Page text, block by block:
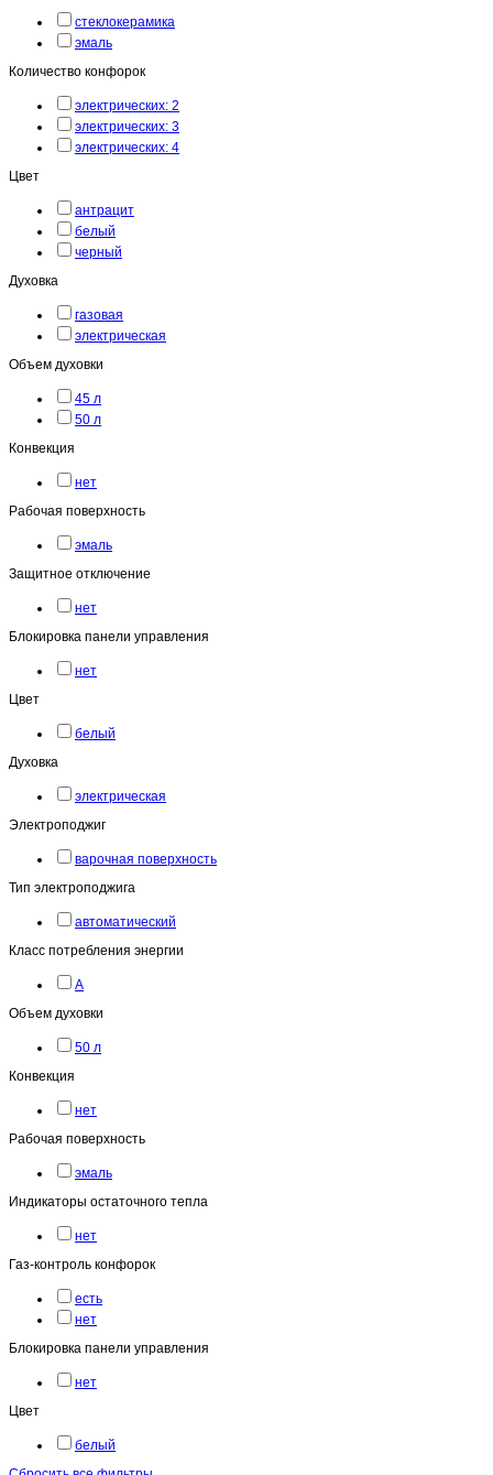
стеклокерамика
эмаль
Количество конфорок
электрических: 2
электрических: 3
электрических: 4
Цвет
антрацит
белый
черный
Духовка
газовая
электрическая
Объем духовки
45 л
50 л
Конвекция
нет
Рабочая поверхность
эмаль
Защитное отключение
нет
Блокировка панели управления
нет
Цвет
белый
Духовка
электрическая
Электроподжиг
варочная поверхность
Тип электроподжига
автоматический
Класс потребления энергии
A
Объем духовки
50 л
Конвекция
нет
Рабочая поверхность
эмаль
Индикаторы остаточного тепла
нет
Газ-контроль конфорок
есть
нет
Блокировка панели управления
нет
Цвет
белый